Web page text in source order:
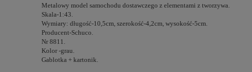
Metalowy model samochodu dostawczego z elementami z tworzywa.
Skala-1:43.
Wymiary: długość-10,5cm, szerokość-4,2cm, wysokość-5cm.
Producent-Schuco.
Nr 8811.
Kolor -grau.
Gablotka + kartonik.